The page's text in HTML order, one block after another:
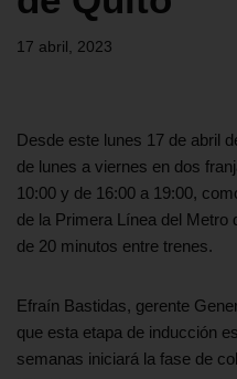
17 abril, 2023
Desde este lunes 17 de abril
de lunes a viernes en dos
10:00 y de 16:00 a 19:00,
de la Primera Línea del Metro
de 20 minutos entre trenes.
Efraín Bastidas, gerente
que esta etapa de inducción
semanas iniciará la fase de